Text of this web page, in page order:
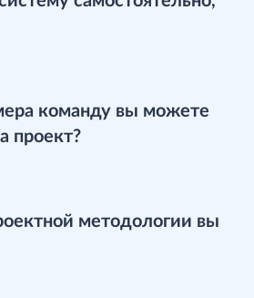
команду вы можете
проект?
методологии вы